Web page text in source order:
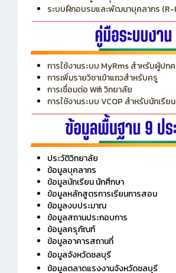
การใช้งานระบบ MyRms สำหรับผู้ปก
การเพิ่มรายวิชาเข้าแถวสำหรับครู
การเชื่อมต่อ Wifi วิทยาลัย
การใช้งานระบบ VCOP สำหรับนักเรียน
ประวัติวิทยาลัย
ข้อมูลบุคลากร
ข้อมูลนักเรียน นักศึกษา
ข้อมูลหลักสูตรการเรียนการสอน
ข้อมูลงบประมาณ
ข้อมูลสถานประกอบการ
ข้อมูลครุภัณฑ์
ข้อมูลอาคารสถานที่
ข้อมูลจังหวัดชลบุรี
ข้อมูลตลาดแรงงานจังหวัดชลบุรี